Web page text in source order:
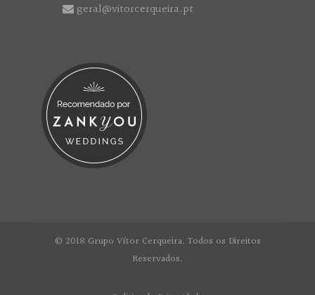
geral@vitorcerqueira.pt
© 2018 Grupo Vítor Cerqueira. Todos os Direitos
Reservados.